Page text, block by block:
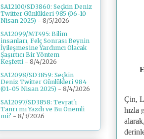
Çin,
hızla
SA12100/SD3860: Seçkin Deniz
Twitter Günlükleri 985 (06-10
Nisan 2025) - 8/5/2026
SA12099/MT495: Bilim
insanları, Felç Sonrası Beynin
İyileşmesine Yardımcı Olacak
Şaşırtıcı Bir Yöntem
Keşfetti - 8/4/2026
SA12098/SD3859: Seçkin
Deniz Twitter Günlükleri 984
(01-05 Nisan 2025) - 8/4/2026
SA12097/SD3858: Tevrat'ı
Tanrı mı Yazdı ve Bu Önemli
mi? - 8/3/2026